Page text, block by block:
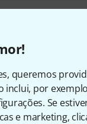
queremos
inclui, por
Se
e marketing,